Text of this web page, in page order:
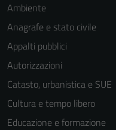
Ambiente
Anagrafe e stato civile
Appalti pubblici
Autorizzazioni
Catasto, urbanistica e SUE
Cultura e tempo libero
Educazione e formazione